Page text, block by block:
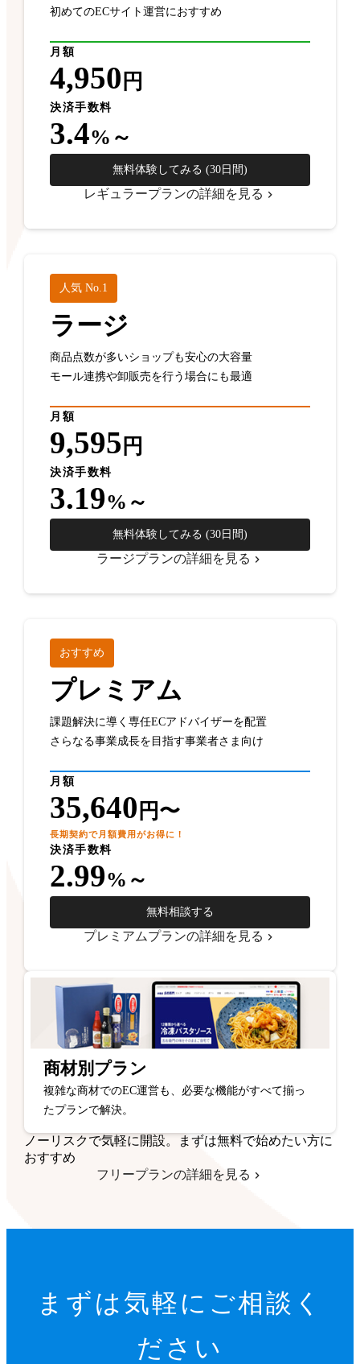
初めてのECサイト運営におすすめ
月額
4,950 円
決済手数料
3.4%～
無料体験してみる (30日間)
レギュラープランの詳細を見る
人気 No.1
ラージ
商品点数が多いショップも安心の大容量
モール連携や卸販売を行う場合にも最適
月額
9,595 円
決済手数料
3.19%～
無料体験してみる (30日間)
ラージプランの詳細を見る
おすすめ
プレミアム
課題解決に導く専任ECアドバイザーを配置
さらなる事業成長を目指す事業者さま向け
月額
35,640 円〜
長期契約で月額費用がお得に！
決済手数料
2.99%～
無料相談する
プレミアムプランの詳細を見る
商材別プラン
複雑な商材でのEC運営も、必要な機能がすべて揃っ
たプランで解決。
ノーリスクで気軽に開設。まずは無料で始めたい方に
おすすめ
フリープランの詳細を見る
まずは気軽にご相談く
ださい